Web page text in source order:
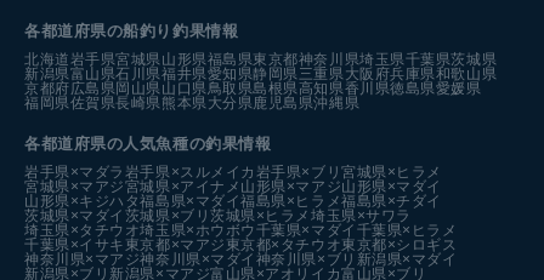
各都道府県の船釣り釣果情報
北海道岩手県宮城県山形県福島県東京都神奈川県埼玉県千葉県茨城県
新潟県富山県石川県福井県愛知県静岡県三重県大阪府兵庫県和歌山県
京都府広島県岡山県山口県鳥取県島根県高知県香川県徳島県愛媛県
福岡県佐賀県長崎県熊本県大分県鹿児島県沖縄県
各都道府県の人気魚種の釣果情報
岩手県×マダラ 岩手県×スルメイカ 岩手県×ブリ宮城県×ヒラメ
宮城県×マアジ宮城県×アイナメ 山形県×マアジ山形県×マダイ
山形県×キジハタ福島県×マダイ福島県×ヒラメ福島県×チダイ
茨城県×マダイ 茨城県×ブリ茨城県×ヒラメ埼玉県×サワラ
埼玉県×タチウオ埼玉県×ホウボウ 千葉県×マダイ 千葉県×ヒラメ
千葉県×イサキ 東京都×マアジ 東京都×タチウオ東京都×シロギス
神奈川県×マアジ神奈川県×マダイ 神奈川県×ブリ 新潟県×マダイ
新潟県×ブリ 新潟県×マアジ富山県×アオリイカ富山県×ブリ